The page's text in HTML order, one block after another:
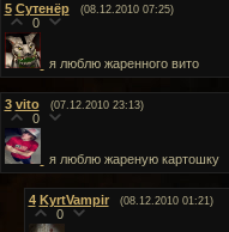
5 Сутенёр (08.12.2010 07:25)
0
я люблю жаренного вито
3 vito (07.12.2010 23:13)
0
я люблю жареную картошку
4 KyrtVampir (08.12.2010 01:21)
0